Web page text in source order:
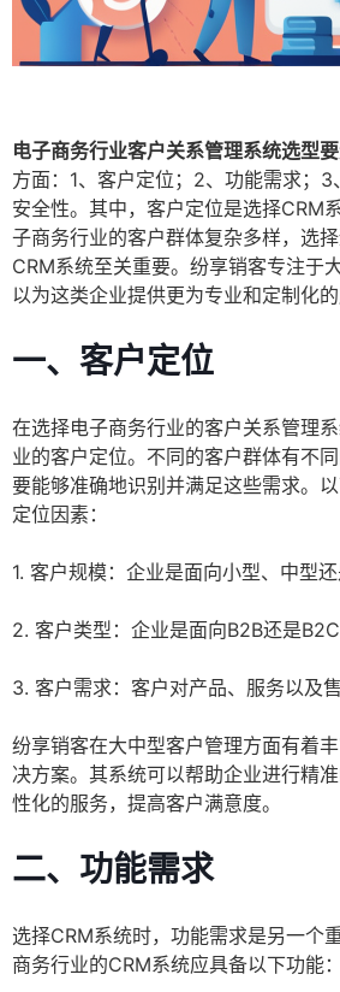
电子商务行业客户关系管理系统选型
方面：1、客户定位；2、功能需求；
安全性。其中，客户定位是选择CRM
子商务行业的客户群体复杂多样，选
CRM系统至关重要。纷享销客专注于
以为这类企业提供更为专业和定制化的
一、客户定位
在选择电子商务行业的客户关系管理
业的客户定位。不同的客户群体有不
要能够准确地识别并满足这些需求。
定位因素：
1. 客户规模：企业是面向小型、中型还
2. 客户类型：企业是面向B2B还是B2C
3. 客户需求：客户对产品、服务以及
纷享销客在大中型客户管理方面有着
决方案。其系统可以帮助企业进行精
性化的服务，提高客户满意度。
二、功能需求
选择CRM系统时，功能需求是另一个
商务行业的CRM系统应具备以下功能：